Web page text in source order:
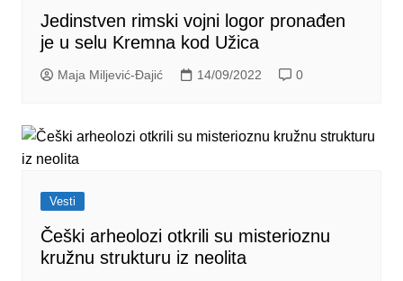
Jedinstven rimski vojni logor pronađen
je u selu Kremna kod Užica
Maja Miljević-Đajić 14/09/2022 0
Vesti
Češki arheolozi otkrili su misterioznu
kružnu strukturu iz neolita